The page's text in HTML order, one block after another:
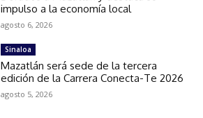
impulso a la economía local
agosto 6, 2026
Sinaloa
Mazatlán será sede de la tercera
edición de la Carrera Conecta-Te 2026
agosto 5, 2026